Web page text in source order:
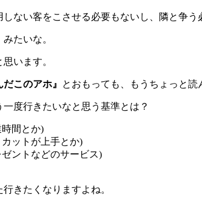
ない客をこさせる必要もないし、隣と争
たいな。
います。
このアホ』 とおもっても、もうちょっと読
度行きたいなと思う基準とは？
間とか)
ットが上手とか)
ントなどのサービス)
きたくなりますよね。